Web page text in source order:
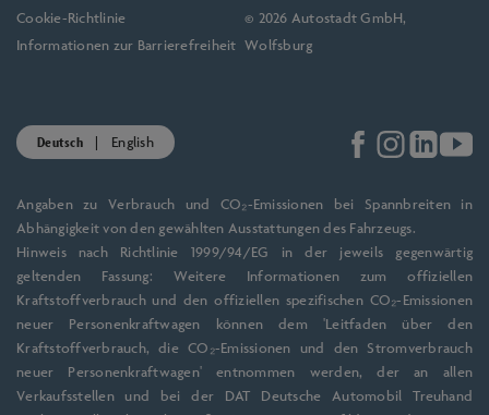
Cookie-Richtlinie
Informationen zur Barrierefreiheit
© 2026 Autostadt GmbH,
Wolfsburg
Deutsch English
Angaben zu Verbrauch und CO₂-Emissionen bei Spannbreiten in
Abhängigkeit von den gewählten Ausstattungen des Fahrzeugs.
Hinweis nach Richtlinie 1999/94/EG in der jeweils gegenwärtig
geltenden Fassung: Weitere Informationen zum offiziellen
Kraftstoffverbrauch und den offiziellen spezifischen CO₂-Emissionen
neuer Personenkraftwagen können dem 'Leitfaden über den
Kraftstoffverbrauch, die CO₂-Emissionen und den Stromverbrauch
neuer Personenkraftwagen' entnommen werden, der an allen
Verkaufsstellen und bei der DAT Deutsche Automobil Treuhand